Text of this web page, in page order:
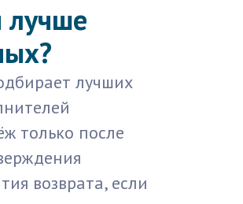
лучших
только после
возврата, если